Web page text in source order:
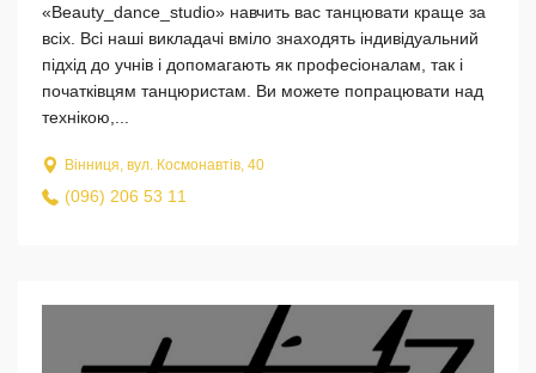
«Beauty_dance_studio» навчить вас танцювати краще за
всіх. Всі наші викладачі вміло знаходять індивідуальний
підхід до учнів і допомагають як професіоналам, так і
початківцям танцюристам. Ви можете попрацювати над
технікою,...
Вінниця, вул. Космонавтів, 40
(096) 206 53 11